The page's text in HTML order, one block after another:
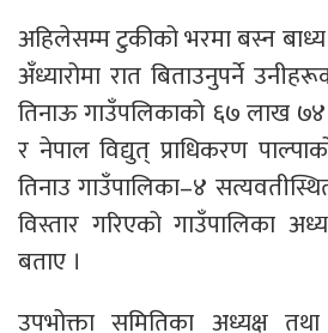
अहिलेसम्म टुकीको भरमा बस्न
अँध्यारोमा रात बिताउनुपर्ने
तिनाऊ गाउँपलिकाको ६७ लाख
र नेपाल विद्युत् प्राधिकरण
तिनाउ गाउँपालिका–४
विस्तार गरिएको गाउँपालिका
बताए ।
उपभोक्ता समितिका अध्यक्ष